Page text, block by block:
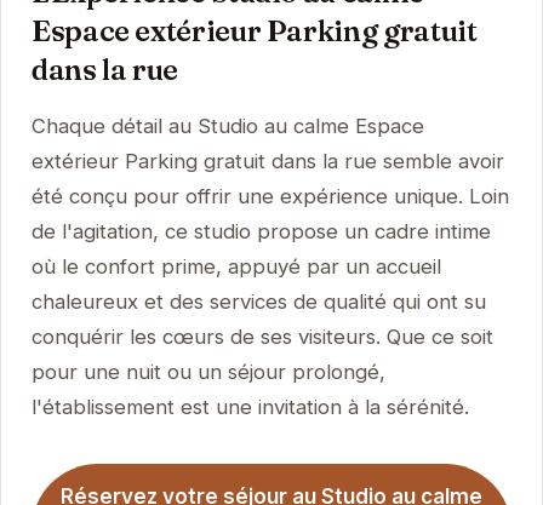
Espace extérieur Parking gratuit
dans la rue
Chaque détail au Studio au calme Espace
extérieur Parking gratuit dans la rue semble avoir
été conçu pour offrir une expérience unique. Loin
de l'agitation, ce studio propose un cadre intime
où le confort prime, appuyé par un accueil
chaleureux et des services de qualité qui ont su
conquérir les cœurs de ses visiteurs. Que ce soit
pour une nuit ou un séjour prolongé,
l'établissement est une invitation à la sérénité.
Réservez votre séjour au Studio au calme